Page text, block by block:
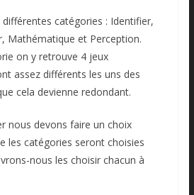
catégories : Identifier,
Mathématique et Perception.
on y retrouve 4 jeux
assez différents les uns des
cela devienne redondant.
nous devons faire un choix
les catégories seront choisies
nous les choisir chacun à